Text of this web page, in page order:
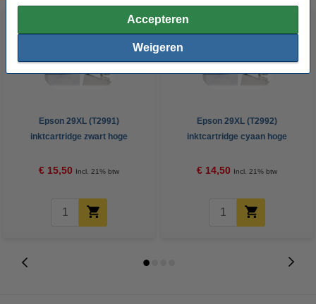
Accepteren
Weigeren
Epson 29XL (T2991)
inktcartridge zwart hoge
€ 15,50 Incl. 21% btw
Epson 29XL (T2992)
inktcartridge cyaan hoge
€ 14,50 Incl. 21% btw